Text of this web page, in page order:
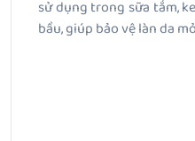
sử dụng trong sữa tắm,
bầu, giúp bảo vệ làn da